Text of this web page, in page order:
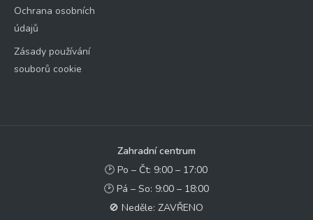
Ochrana osobních
údajů
Zásady používání
souborů cookie
Zahradní centrum
🕑 Po – Čt: 9:00 – 17:00
🕑 Pá – So: 9:00 – 18:00
🚫 Neděle: ZAVŘENO